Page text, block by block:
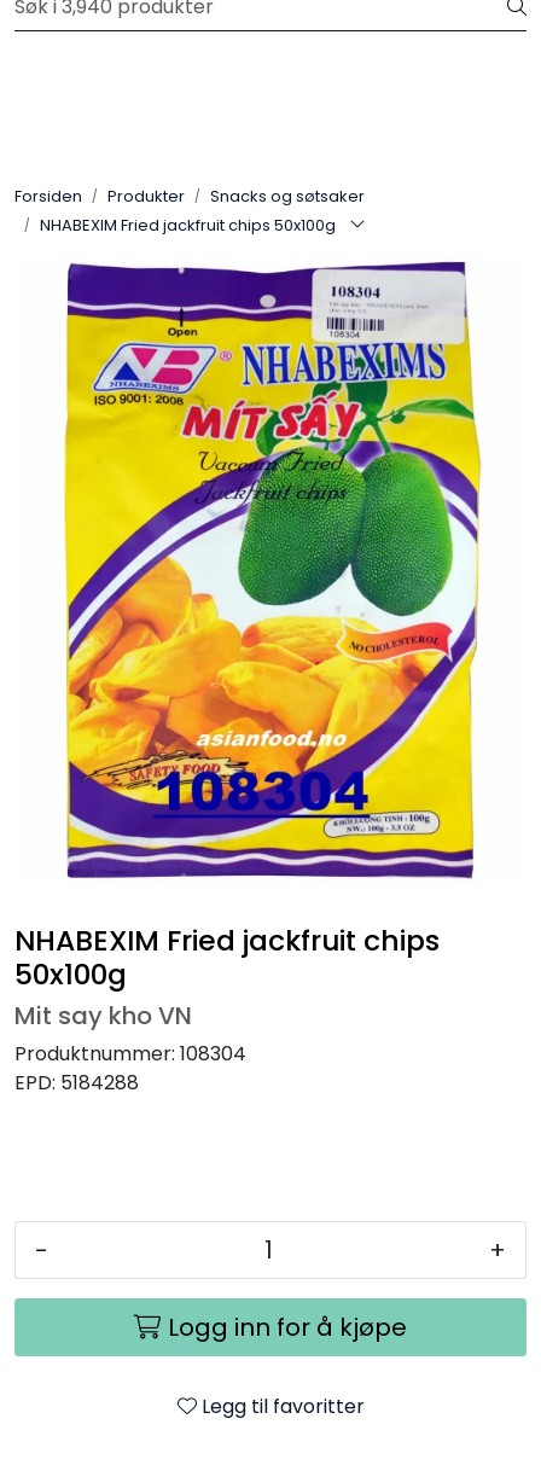
Skip to main content
Velkommen til vår nye nettbutikk! Trykk her for å lese mer
Forsiden Produkter
Snacks og søtsaker
NHABEXIM Fried jackfruit chips 50x100g
NHABEXIM Fried jackfruit chips
50x100g
Mit say kho VN
Produktnummer: 108304
EPD: 5184288
- +
Logg inn for å kjøpe
Legg til favoritter
Restaurantprodukter
Merkevarer